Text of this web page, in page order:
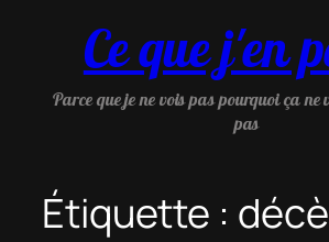
contenuCe que j'en
Parce que je ne vois pas pourquoi ça ne
pas
Étiquette :